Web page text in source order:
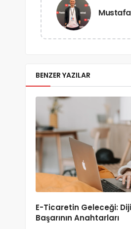
Mustafa
BENZER YAZILAR
E-Ticaretin Geleceği:
Başarının Anahtarları